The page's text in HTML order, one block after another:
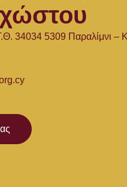
34034 5309 Παραλίμνι –